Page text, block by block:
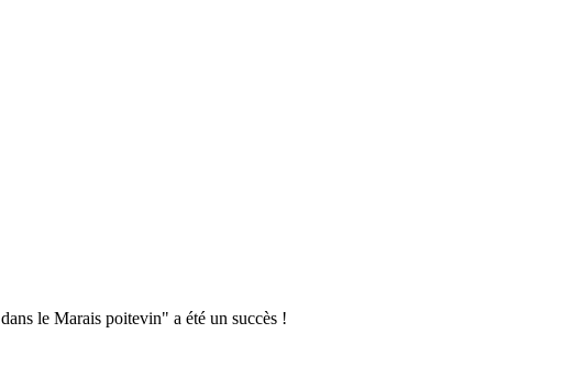
le Marais poitevin" a été un succès !